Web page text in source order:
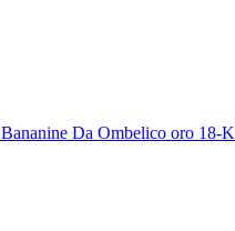
Bananine Da Ombelico oro 18-K